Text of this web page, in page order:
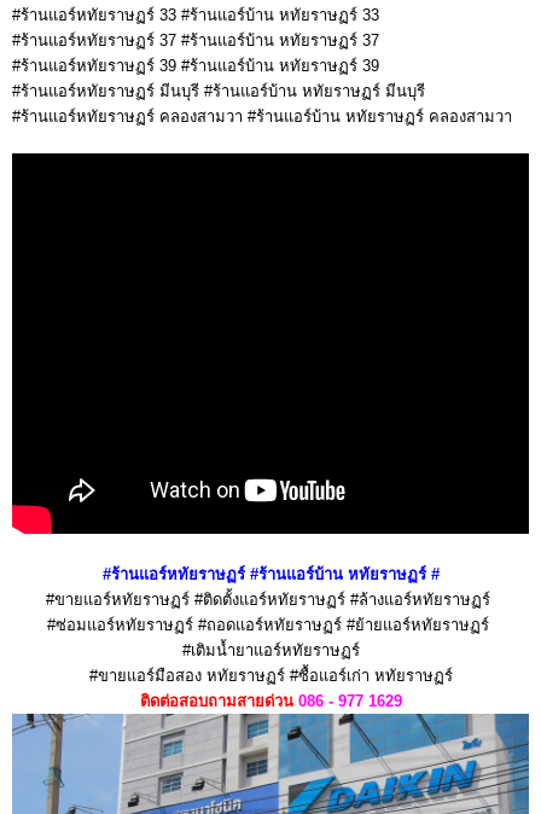
#ร้านแอร์หทัยราษฏร์ 33 #ร้านแอร์บ้าน หทัยราษฏร์ 33
#ร้านแอร์หทัยราษฏร์ 37 #ร้านแอร์บ้าน หทัยราษฏร์ 37
#ร้านแอร์หทัยราษฏร์ 39 #ร้านแอร์บ้าน หทัยราษฏร์ 39
#ร้านแอร์หทัยราษฏร์ มีนบุรี #ร้านแอร์บ้าน หทัยราษฏร์ มีนบุรี
#ร้านแอร์หทัยราษฏร์ คลองสามวา #ร้านแอร์บ้าน หทัยราษฏร์ คลองสามวา
#ร้านแอร์หทัยราษฏร์ #ร้านแอร์บ้าน หทัยราษฏร์ #
#ขายแอร์หทัยราษฏร์ #ติดตั้งแอร์หทัยราษฏร์ #ล้างแอร์หทัยราษฏร์
#ซ่อมแอร์หทัยราษฏร์ #ถอดแอร์หทัยราษฏร์ #ย้ายแอร์หทัยราษฏร์
#เติมน้ำยาแอร์หทัยราษฏร์
#ขายแอร์มือสอง หทัยราษฏร์ #ซื้อแอร์เก่า หทัยราษฏร์
ติดต่อสอบถามสายด่วน086 - 977 1629